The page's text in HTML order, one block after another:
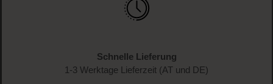
Schnelle Lieferung
1-3 Werktage Lieferzeit (AT und DE)